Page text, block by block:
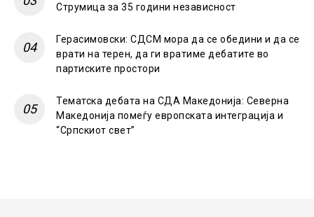
Струмица за 35 години независност
Герасимовски: СДСМ мора да се обедини и да се
врати на терен, да ги вратиме дебатите во
партиските простори
Тематска дебата на СДА Македонија: Северна
Македонија помеѓу европската интеграција и
“Српскиот свет”